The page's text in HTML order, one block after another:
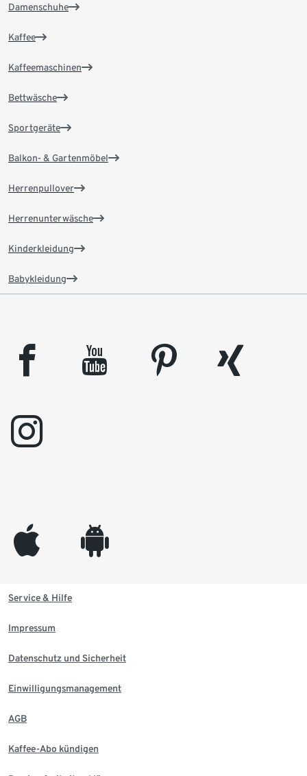
Damenschuhe
Kaffee
Kaffeemaschinen
Bettwäsche
Sportgeräte
Balkon- & Gartenmöbel
Herrenpullover
Herrenunterwäsche
Kinderkleidung
Babykleidung
facebook youtube pinterest
xing
instagram
appleinc android
Service & Hilfe
Impressum
Datenschutz und Sicherheit
Einwilligungsmanagement
AGB
Kaffee-Abo kündigen